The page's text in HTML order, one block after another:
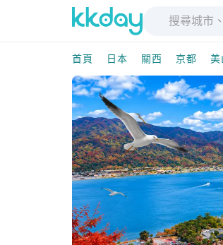
首頁 日本 關西 京都 美